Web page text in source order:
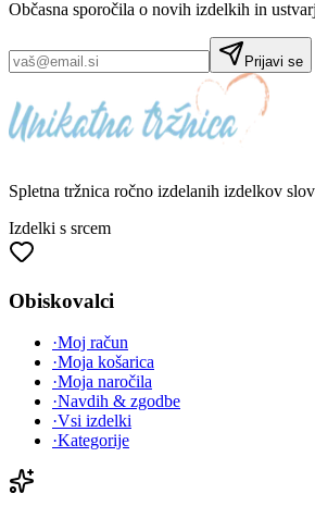
Občasna sporočila o novih izdelkih in
Prijavi se
Spletna tržnica ročno izdelanih izdelkov
Izdelki s srcem
Obiskovalci
·Moj račun
·Moja košarica
·Moja naročila
·Navdih & zgodbe
·Vsi izdelki
·Kategorije